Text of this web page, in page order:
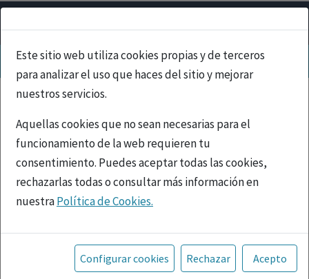
Este sitio web utiliza cookies propias y de terceros
para analizar el uso que haces del sitio y mejorar
nuestros servicios.
Aquellas cookies que no sean necesarias para el
funcionamiento de la web requieren tu
consentimiento. Puedes aceptar todas las cookies,
rechazarlas todas o consultar más información en
nuestraPolítica de Cookies.
Toda la información incluida en la Página Web está
referida a productos del mercado español y, por
tanto, dirigida a profesionales sanitarios legalmente
Configurar cookies Rechazar Acepto